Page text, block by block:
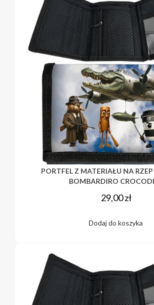
PORTFEL Z MATERIAŁU NA
BOMBARDIRO
29,00zł
Dodaj do koszyka